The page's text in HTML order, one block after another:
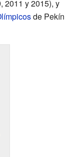
2011 y 2015), y
de Pekín